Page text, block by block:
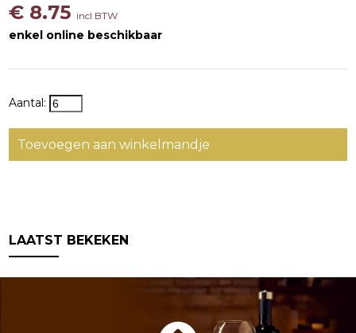
€ 8.75 incl BTW
enkel online beschikbaar
Aantal:
Toevoegen aan winkelmandje
LAATST BEKEKEN